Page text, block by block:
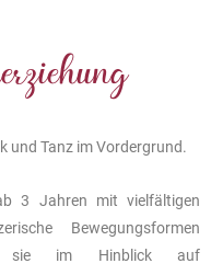
und Tanz im Vordergrund.
3 Jahren mit vielfältigen
Bewegungsformen
sie im Hinblick auf